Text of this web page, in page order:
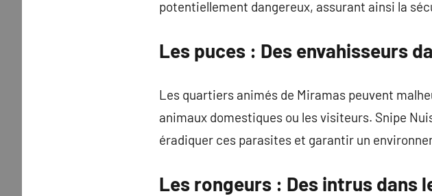
potentiellement dangereux, assurant ainsi la
Les puces : Des envahisseurs
Les quartiers animés de Miramas peuvent
animaux domestiques ou les visiteurs. Snipe
éradiquer ces parasites et garantir un
Les rongeurs : Des intrus dans